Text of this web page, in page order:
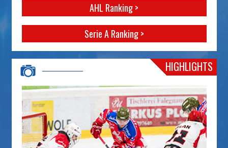
AHL Ranking >
Serie A Ranking >
HIGHLIGHTS